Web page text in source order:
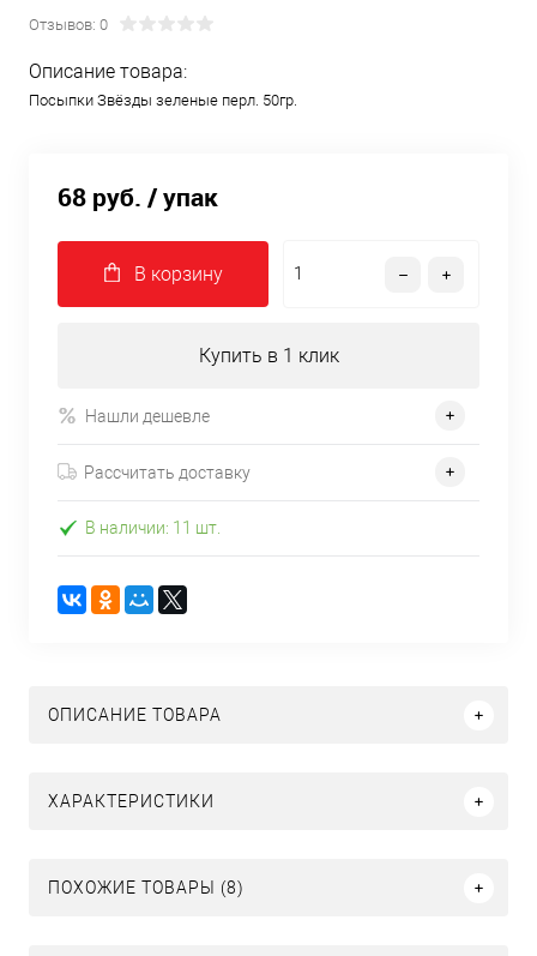
Отзывов: 0
Описание товара:
Посыпки Звёзды зеленые перл. 50гр.
68 руб. / упак
В корзину
Купить в 1 клик
Нашли дешевле
Рассчитать доставку
В наличии: 11 шт.
ОПИСАНИЕ ТОВАРА
ХАРАКТЕРИСТИКИ
ПОХОЖИЕ ТОВАРЫ (8)